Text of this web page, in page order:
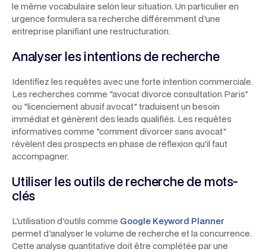
le même vocabulaire selon leur situation. Un particulier en
urgence formulera sa recherche différemment d'une
entreprise planifiant une restructuration.
Analyser les intentions de recherche
Identifiez les requêtes avec une forte intention commerciale.
Les recherches comme "avocat divorce consultation Paris"
ou "licenciement abusif avocat" traduisent un besoin
immédiat et génèrent des leads qualifiés. Les requêtes
informatives comme "comment divorcer sans avocat"
révèlent des prospects en phase de réflexion qu'il faut
accompagner.
Utiliser les outils de recherche de mots-
clés
L'utilisation d'outils comme Google Keyword Planner
permet d'analyser le volume de recherche et la concurrence.
Cette analyse quantitative doit être complétée par une